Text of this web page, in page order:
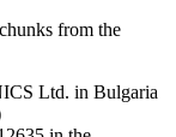
from the
Ltd. in Bulgaria